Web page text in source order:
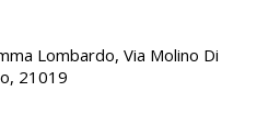
Lombardo, Via Molino Di
21019